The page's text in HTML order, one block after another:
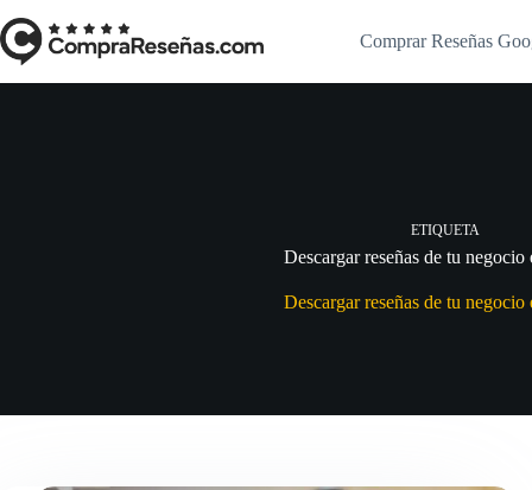
al
contenido
Comprar Reseñas
ETIQUETA
Descargar reseñas de tu negocio
Descargar reseñas de tu negocio